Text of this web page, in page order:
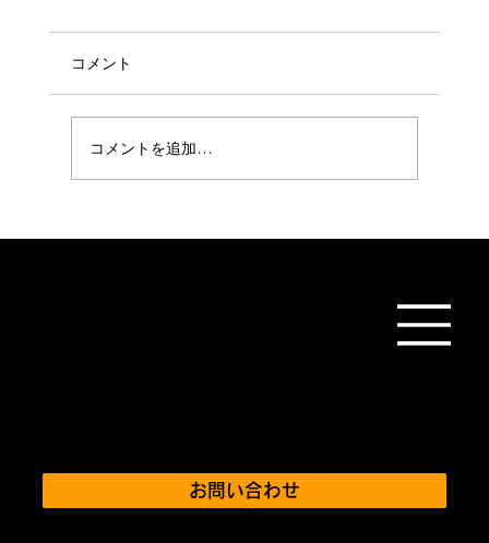
コメント
コメントを追加…
お問い合わせ